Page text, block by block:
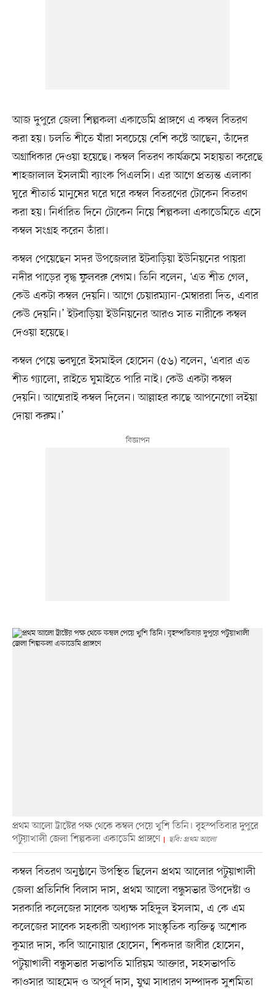
আজ দুপুরে জেলা শিল্পকলা একাডেমি প্রাঙ্গণে এ কম্বল বিতরণ
করা হয়। চলতি শীতে যাঁরা সবচেয়ে বেশি কষ্টে আছেন, তাঁদের
অগ্রাধিকার দেওয়া হয়েছে। কম্বল বিতরণ কার্যক্রমে সহায়তা করেছে
শাহজালাল ইসলামী ব্যাংক পিএলসি। এর আগে প্রত্যন্ত এলাকা
ঘুরে শীতার্ত মানুষের ঘরে ঘরে কম্বল বিতরণের টোকেন বিতরণ
করা হয়। নির্ধারিত দিনে টোকেন নিয়ে শিল্পকলা একাডেমিতে এসে
কম্বল সংগ্রহ করেন তাঁরা।
কম্বল পেয়েছেন সদর উপজেলার ইটবাড়িয়া ইউনিয়নের পায়রা
নদীর পাড়ের বৃদ্ধ ফুলবরু বেগম। তিনি বলেন, ‘এত শীত গেল,
কেউ একটা কম্বল দেয়নি। আগে চেয়ারম্যান-মেম্বাররা দিত, এবার
কেউ দেয়নি।’ ইটবাড়িয়া ইউনিয়নের আরও সাত নারীকে কম্বল
দেওয়া হয়েছে।
কম্বল পেয়ে ভবঘুরে ইসমাইল হোসেন (৫৬) বলেন, ‘এবার এত
শীত গ্যালো, রাইতে ঘুমাইতে পারি নাই। কেউ একটা কম্বল
দেয়নি। আম্মেরাই কম্বল দিলেন। আল্লাহর কাছে আপনেগো লইয়া
দোয়া করুম।’
প্রথম আলো ট্রাস্টের পক্ষ থেকে কম্বল পেয়ে খুশি তিনি। বৃহস্পতিবার দুপুরে
পটুয়াখালী জেলা শিল্পকলা একাডেমি প্রাঙ্গণে
ছবি: প্রথম আলো
কম্বল বিতরণ অনুষ্ঠানে উপস্থিত ছিলেন প্রথম আলোর পটুয়াখালী
জেলা প্রতিনিধি বিলাস দাস, প্রথম আলো বন্ধুসভার উপদেষ্টা ও
সরকারি কলেজের সাবেক অধ্যক্ষ সহিদুল ইসলাম, এ কে এম
কলেজের সাবেক সহকারী অধ্যাপক সাংস্কৃতিক ব্যক্তিত্ব অশোক
কুমার দাস, কবি আনোয়ার হোসেন, শিকদার জাবীর হোসেন,
পটুয়াখালী বন্ধুসভার সভাপতি মারিয়ম আক্তার, সহসভাপতি
কাওসার আহমেদ ও অপূর্ব দাস, যুগ্ম সাধারণ সম্পাদক সুশমিতা